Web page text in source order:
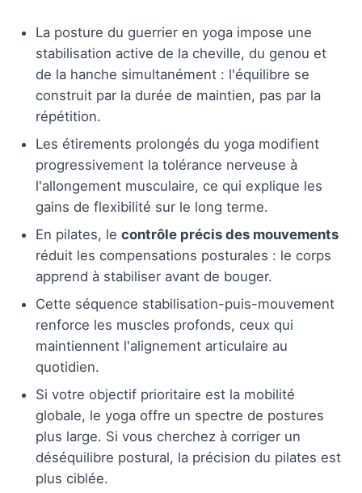
La posture du guerrier en yoga impose une
stabilisation active de la cheville, du genou et
de la hanche simultanément : l'équilibre se
construit par la durée de maintien, pas par la
répétition.
Les étirements prolongés du yoga modifient
progressivement la tolérance nerveuse à
l'allongement musculaire, ce qui explique les
gains de flexibilité sur le long terme.
En pilates, le contrôle précis des mouvements
réduit les compensations posturales : le corps
apprend à stabiliser avant de bouger.
Cette séquence stabilisation-puis-mouvement
renforce les muscles profonds, ceux qui
maintiennent l'alignement articulaire au
quotidien.
Si votre objectif prioritaire est la mobilité
globale, le yoga offre un spectre de postures
plus large. Si vous cherchez à corriger un
déséquilibre postural, la précision du pilates est
plus ciblée.